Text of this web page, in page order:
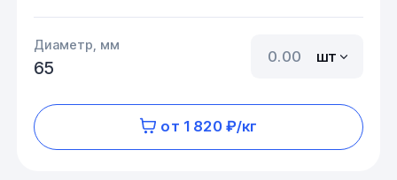
Диаметр, мм
65
шт
от 1 820 ₽/кг